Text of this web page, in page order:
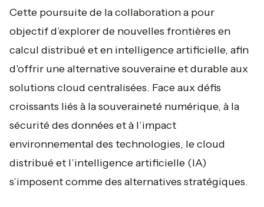
Cette poursuite de la collaboration a pour
objectif d’explorer de nouvelles frontières en
calcul distribué et en intelligence artificielle, afin
d'offrir une alternative souveraine et durable aux
solutions cloud centralisées. Face aux défis
croissants liés à la souveraineté numérique, à la
sécurité des données et à l’impact
environnemental des technologies, le cloud
distribué et l’intelligence artificielle (IA)
s’imposent comme des alternatives stratégiques.